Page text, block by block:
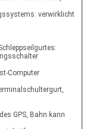
verwirklicht
Computer
GPS, Bahn kann